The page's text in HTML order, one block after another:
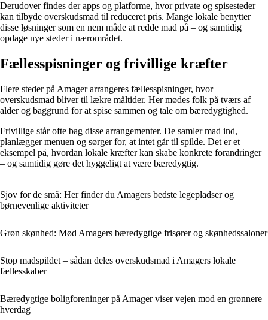
Derudover findes der apps og platforme, hvor private og spisesteder
kan tilbyde overskudsmad til reduceret pris. Mange lokale benytter
disse løsninger som en nem måde at redde mad på – og samtidig
opdage nye steder i nærområdet.
Fællesspisninger og frivillige kræfter
Flere steder på Amager arrangeres fællesspisninger, hvor
overskudsmad bliver til lækre måltider. Her mødes folk på tværs af
alder og baggrund for at spise sammen og tale om bæredygtighed.
Frivillige står ofte bag disse arrangementer. De samler mad ind,
planlægger menuen og sørger for, at intet går til spilde. Det er et
eksempel på, hvordan lokale kræfter kan skabe konkrete forandringer
– og samtidig gøre det hyggeligt at være bæredygtig.
Sjov for de små: Her finder du Amagers bedste legepladser og
børnevenlige aktiviteter
Grøn skønhed: Mød Amagers bæredygtige frisører og skønhedssaloner
Stop madspildet – sådan deles overskudsmad i Amagers lokale
fællesskaber
Bæredygtige boligforeninger på Amager viser vejen mod en grønnere
hverdag